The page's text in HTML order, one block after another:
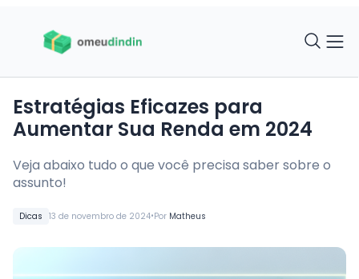
Dicas 13 de novembro de 2024•Por Matheus
Estratégias Eficazes para
Aumentar Sua Renda em 2024
Veja abaixo tudo o que você precisa saber sobre o
assunto!